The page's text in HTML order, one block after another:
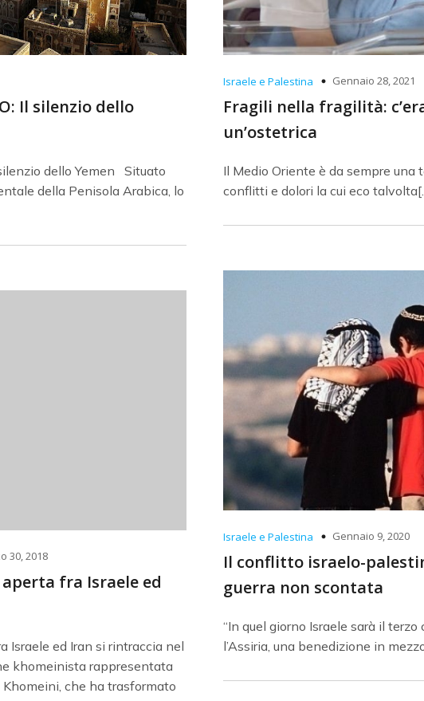
Il silenzio dello
dello Yemen Situato
della Penisola Arabica, lo
Israele e Palestina Gennaio 28, 2021
Fragili nella fragilità:
un’ostetrica
Il Medio Oriente è da sempre una
conflitti e dolori la cui eco
Israele e Palestina Gennaio 9, 2020
Il conflitto israelo-
guerra non scontata
“In quel giorno Israele sarà il terzo
l’Assiria, una benedizione in
30, 2018
fra Israele ed
Israele ed Iran si rintraccia nel
khomeinista rappresentata
che ha trasformato